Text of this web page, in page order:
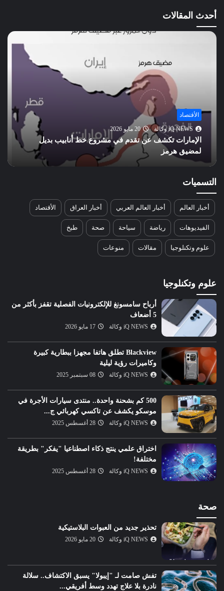
الفلق
الناس
أحدث المقالات
أخبار العالم
iQ NEWS وكالة
20 مايو 2026
تحسن علاقات واشنطن وبكين.. هل يهدد مصالح روسيا
الاستراتيجية؟
التسميات
أخبار العالم أخبار العالم العربي أخبار العراق الأقتصاد
الفيديوهات رياضة سياحة صحة طبخ
علوم وتكنلوجيا مقالات منوعات
علوم وتكنلوجيا
أرباح سامسونغ للإلكترونيات الفصلية تقفز بأكثر من
5 أضعاف
iQ NEWS وكالة 17 مايو 2026
Blackview تطلق هاتفا مجهزا ببطارية كبيرة
وكاميرات رؤية ليلية
iQ NEWS وكالة 08 سبتمبر 2025
500 كم بشحنة واحدة.. منتدى سيارات الأجرة في
موسكو يكشف عن تاكسي كهربائي ج...
iQ NEWS وكالة 28 أغسطس 2025
اختراق علمي ينتج ذكاء اصطناعيا "يفكر" بطريقة
مختلفة!
iQ NEWS وكالة 28 أغسطس 2025
صحة
تحذير جديد من العبوات البلاستيكية
iQ NEWS وكالة 20 مايو 2026
تفش صامت لـ "إيبولا" يسبق الاكتشاف.. سلالة
نادرة بلا علاج تهدد وسط أفريقي...